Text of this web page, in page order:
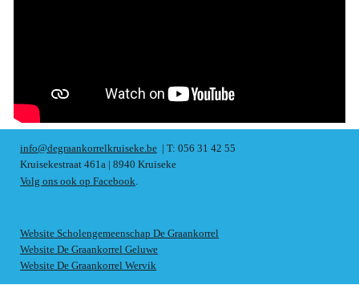
info@degraankorrelkruiseke.be | T: 056 31 42 55
Kruisekestraat 461a | 8940 Kruiseke
Volg ons ook op Facebook
Website Scholengemeenschap De Graankorrel
Website De Graankorrel Geluwe
Website De Graankorrel Wervik